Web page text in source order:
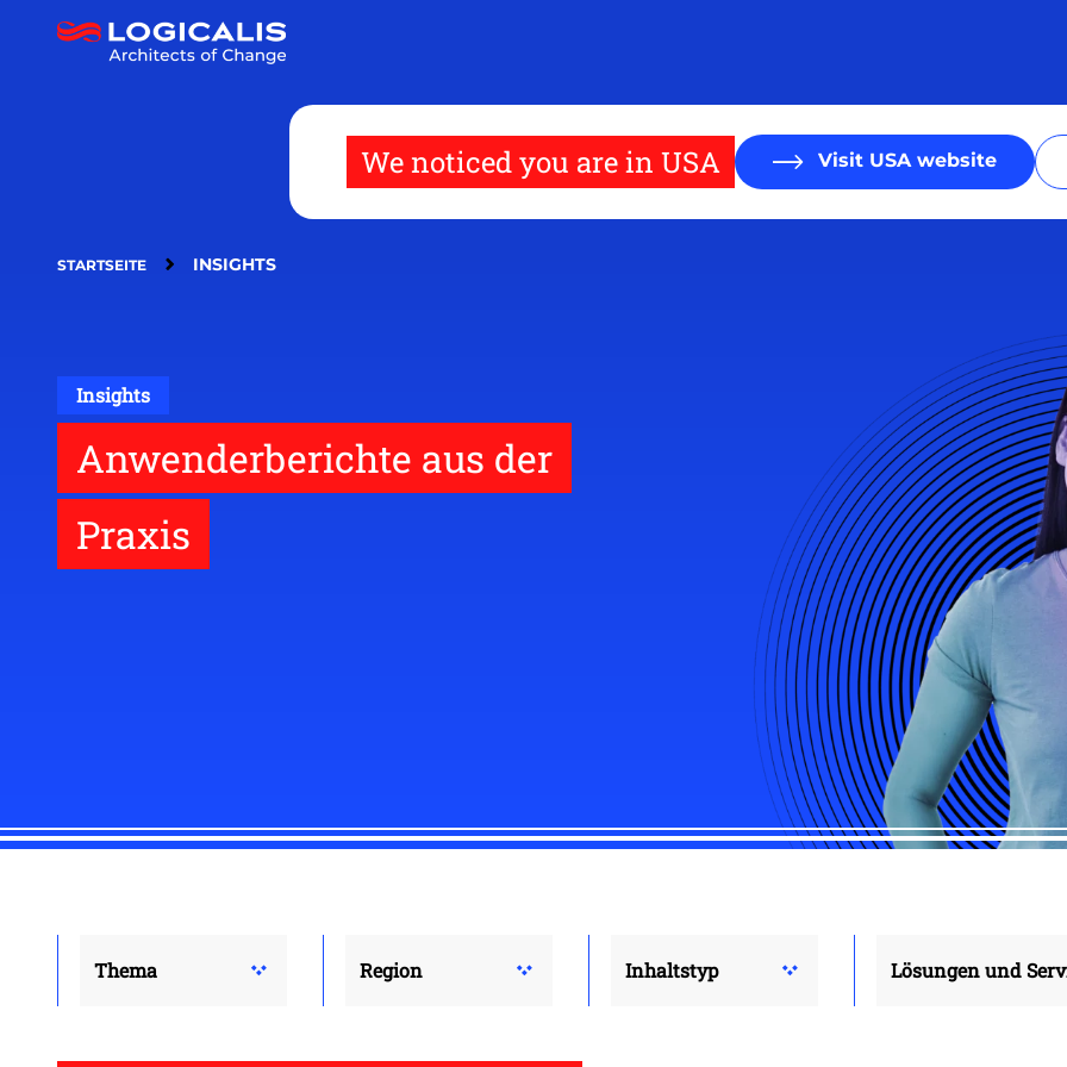
We noticed you are in USA Visit USA website
STARTSEITE INSIGHTS
Insights
Anwenderberichte aus der
Praxis
Thema Region Inhaltstyp Lösungen und